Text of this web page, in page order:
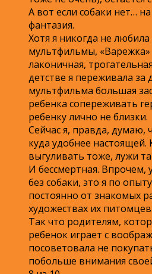
А вот если собаки нет…
фантазия.
Хотя я никогда не
мультфильмы,
лаконичная,
детстве я переживала за
мультфильма большая
ребенка сопереживать
ребенку лично не близки.
Сейчас я, правда, думаю,
куда удобнее
выгуливать тоже, лужи
И бессмертная. Впрочем,
без собаки, это я по
постоянно от знакомых
художествах их питомцев.
Так что родителям,
ребенок играет с
посоветовала не
побольше внимания